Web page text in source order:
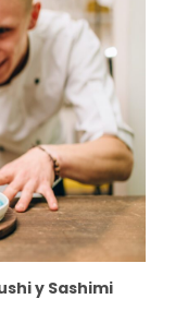
y Sashimi